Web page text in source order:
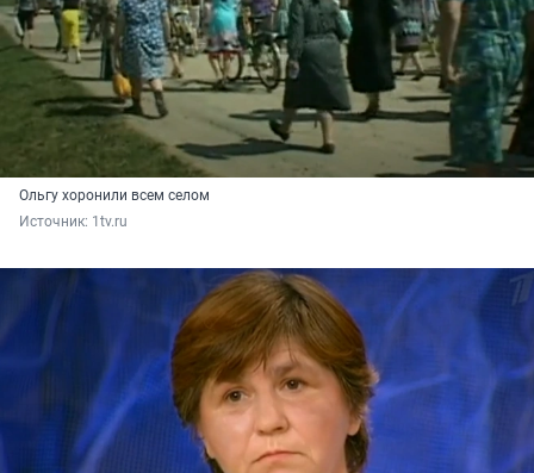
Ольгу хоронили всем селом
Источник: 1tv.ru